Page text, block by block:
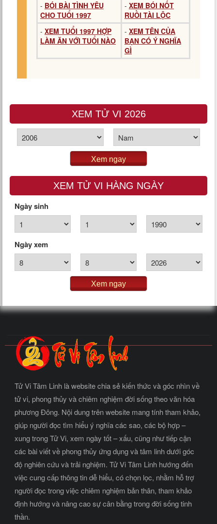
- BÓI BÀI TÌNH YÊU
CHO TUỔI 1997
- XEM BÓI NỐT
RUỒI TÀI LỘC
- XEM TUỔI 1997 HỢP
LÀM ĂN VỚI TUỔI NÀO
- XEM TÊN CỦA
BẠN CÓ Ý NGHĨA
GÌ
XEM TỬ VI 2026
Xem ngay
XEM TỬ VI HÀNG NGÀY
Ngày sinh
Ngày xem
Xem ngay
Tử Vi Tâm Linh là website chia sẻ kiến thức và góc nhìn về
tử vi, phong thủy và chiêm nghiệm đời sống theo văn hóa
phương Đông. Nội dung trên website mang tính tham khảo,
giúp người đọc tìm hiểu ý nghĩa các sao, các bộ hợp –
xung trong Tử Vi, xem ngày tốt – xấu, cũng như tiếp cận
các bài viết về phong thủy ứng dụng và tâm linh dưới góc
độ nghiên cứu và trải nghiệm. Tử Vi Tâm Linh hướng đến
việc cung cấp thông tin dễ hiểu, có chọn lọc, nhằm hỗ trợ
người đọc trong việc chiêm nghiệm bản thân, tham khảo
định hướng và nâng cao sự cân bằng trong đời sống tinh
thần.